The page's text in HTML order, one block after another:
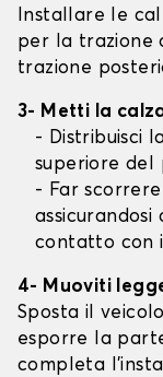
Installare le
per la trazione
trazione
3- Metti la
- Distribuisci
superiore del
- Far
contatto con
4- Muoviti
Sposta il
esporre la
completa